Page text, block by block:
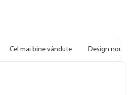
Cel mai bine vândute Design nou